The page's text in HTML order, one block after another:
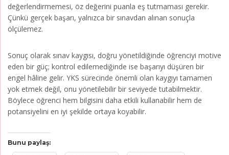
değerlendirmemesi, öz değerini puanla eş tutmaması gerekir.
Çünkü gerçek başarı, yalnızca bir sınavdan alınan sonuçla
ölçülemez.
Sonuç olarak sınav kaygısı, doğru yönetildiğinde öğrenciyi motive
eden bir güç; kontrol edilemediğinde ise başarıyı düşüren bir
engel hâline gelir. YKS sürecinde önemli olan kaygıyı tamamen
yok etmek değil, onu yönetilebilir bir seviyede tutabilmektir.
Böylece öğrenci hem bilgisini daha etkili kullanabilir hem de
potansiyelini en iyi şekilde ortaya koyabilir.
Bunu paylaş: